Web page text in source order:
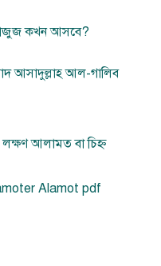
কখন আসবে?
আসাদুল্লাহ আল-গালিব
আলামত বা চিহ্ন
Alamot pdf